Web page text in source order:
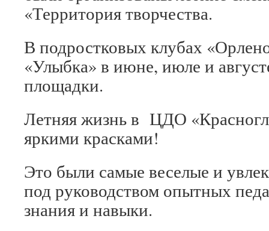
«Территория творчества.
В подростковых клубах
«Улыбка» в июне, июле и
площадки.
Летняя жизнь в ЦДО
яркими красками!
Это были самые веселые и
под руководством опытных
знания и навыки.